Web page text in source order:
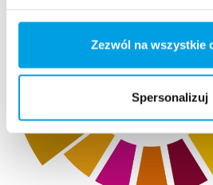
Zezwól na wszystkie
Spersonalizuj